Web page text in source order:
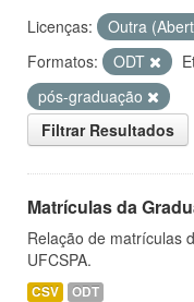
Licenças: Outra
Formatos:
ODT
pós-graduação
Filtrar Resultados
Matrículas da
Relação de matrículas
UFCSPA.
CSV ODT